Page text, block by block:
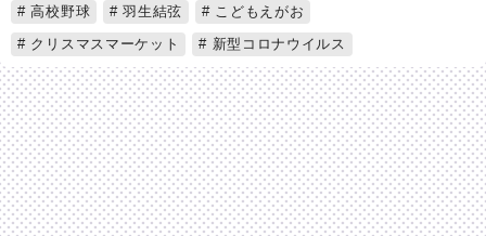
高校野球
羽生結弦
こどもえがお
クリスマスマーケット
新型コロナウイルス